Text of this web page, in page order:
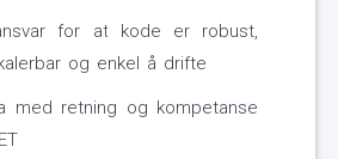
for at kode er robust,
og enkel å drifte
med retning og kompetanse